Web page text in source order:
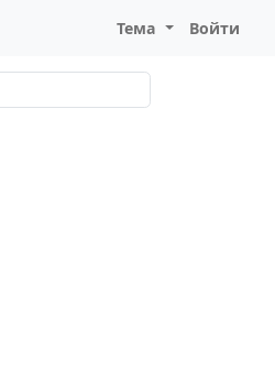
Тема Войти